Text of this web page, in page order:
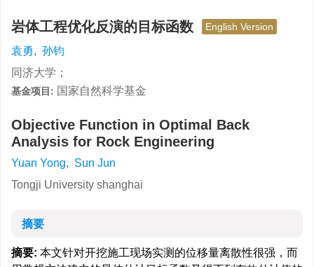
岩体工程优化反演的目标函数 English Version
袁勇, 孙钧
同济大学；
基金项目: 国家自然科学基金
Objective Function in Optimal Back
Analysis for Rock Engineering
Yuan Yong, Sun Jun
Tongji University shanghai
摘要
摘要: 本文针对开挖施工现场实测的位移量离散性很强，而